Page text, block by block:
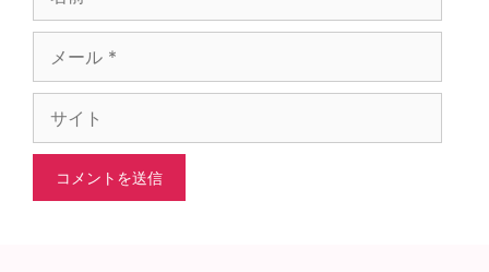
ル
ト